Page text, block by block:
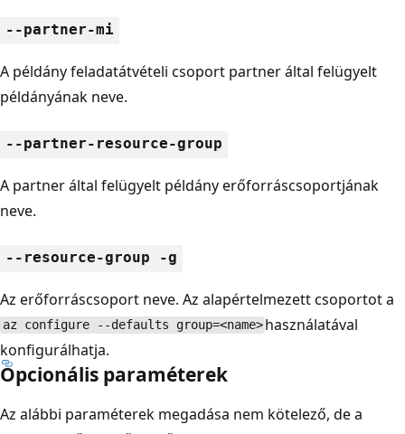
--partner-mi
A példány feladatátvételi csoport partner által felügyelt
példányának neve.
--partner-resource-group
A partner által felügyelt példány erőforráscsoportjának
neve.
--resource-group -g
Az erőforráscsoport neve. Az alapértelmezett csoportot a
az configure --defaults group=<name> használatával
konfigurálhatja.
Opcionális paraméterek
Az alábbi paraméterek megadása nem kötelező, de a